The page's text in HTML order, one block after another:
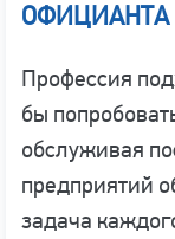
ОФИЦИАНТА
Профессия
бы
обслуживая
предприятий
задача